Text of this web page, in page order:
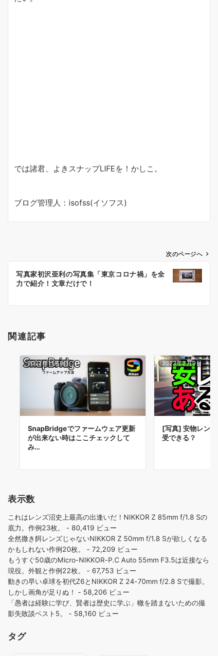
では諸君、よきスナップLIFEを！かしこ。
ブログ管理人：isofss(イソフス)
稿
ョ
次のページへ
写真家初沢亜利の写真集「東京コロナ禍」を全
力で紹介！文章だけで！
関連記事
2022年11月9日
SnapBridgeでファームウェア更新
が出来ない時はここチェックして
み…
2023年2月9日
[写真] 安物レン
受できる？
表示数
これはレンズ沼史上最高の出逢いだ！NIKKOR Z 85mm f/1.8 Sの
底力。作例23枚。
- 80,419 ビュー
全然撒き餌レンズじゃないNIKKOR Z 50mm f/1.8 Sが欲しくなる
かもしれない作例20枚。
- 72,209 ビュー
もうすぐ50歳のMicro-NIKKOR-P.C Auto 55mm F3.5は近接なら
現役。外観と作例22枚。
- 67,753 ビュー
動きの早い卓球を初代Z6とNIKKOR Z 24-70mm f/2.8 Sで撮影。
しかし画角が足りぬ！
- 58,206 ビュー
「愚者は経験に学び、賢者は歴史に学ぶ」轍を踏まないための撮
影失敗談ベスト5。
- 58,160 ビュー
タグ